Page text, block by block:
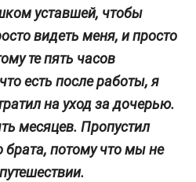
уставшей, чтобы
видеть меня, и просто
те пять часов
есть после работы, я
на уход за дочерью.
месяцев. Пропустил
потому что мы не